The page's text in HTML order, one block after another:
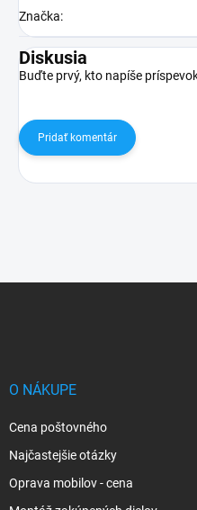
Značka:
Diskusia
Buďte prvý, kto napíše
Pridať komentár
O NÁKUPE
Cena poštovného
Najčastejšie otázky
Oprava mobilov - cena